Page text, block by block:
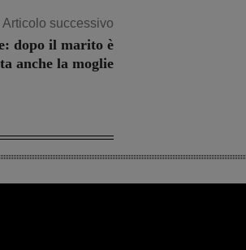
Articolo successivo
dopo il marito è
anche la moglie